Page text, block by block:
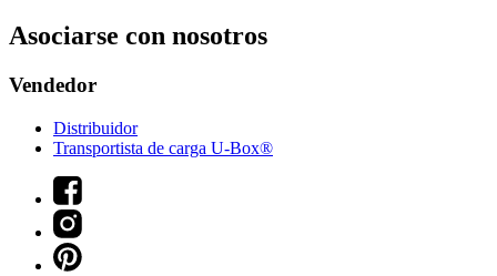
Asociarse con nosotros
Vendedor
Distribuidor
Transportista de carga U-Box®